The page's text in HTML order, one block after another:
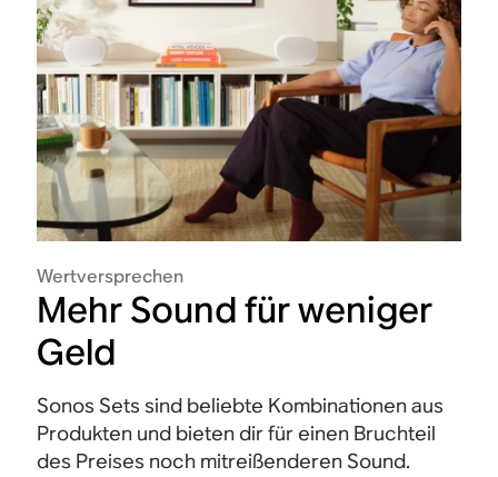
Wertversprechen
Mehr Sound für weniger
Geld
Sonos Sets sind beliebte Kombinationen aus
Produkten und bieten dir für einen Bruchteil
des Preises noch mitreißenderen Sound.